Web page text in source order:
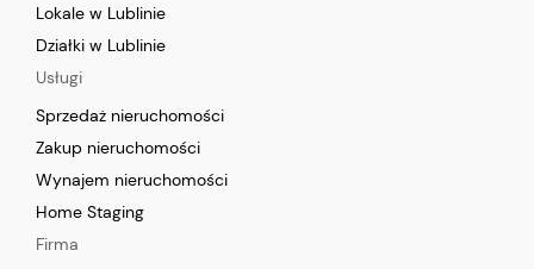
Lokale w Lublinie
Działki w Lublinie
Usługi
Sprzedaż nieruchomości
Zakup nieruchomości
Wynajem nieruchomości
Home Staging
Firma